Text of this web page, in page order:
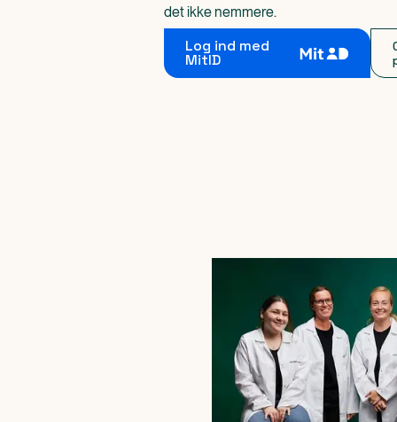
det ikke nemmere.
Log ind med
MitID